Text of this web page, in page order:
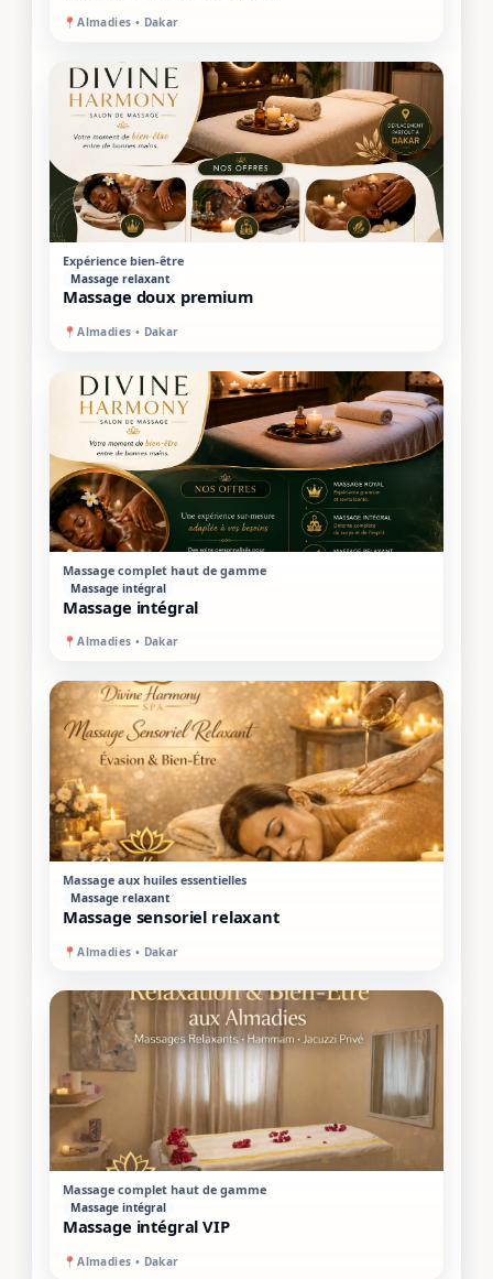
📍Almadies • Dakar
VIP MIXTE
Massage doux premium
Expérience bien-être
Massage relaxant
📍Almadies • Dakar
PROMO MIXTE
Massage intégral
Massage complet haut de gamme
Massage intégral
📍Almadies • Dakar
PROMO SUR PLACE
Massage sensoriel relaxant
Massage aux huiles essentielles
Massage relaxant
📍Almadies • Dakar
PREMIUM MIXTE
Massage intégral VIP
Massage complet haut de gamme
Massage intégral
📍Almadies • Dakar